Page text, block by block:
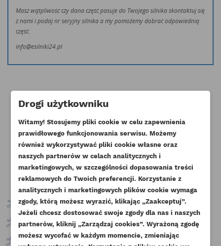
UTWÓRZ LISTĘ ŻYCZEŃ
ZALOGUJ SIĘ
Masz wątpliwość czy dana część pasuje do Twojego silnika skontaktuj się
z nami i podaj nr seryjny silnika a my pomożemy dobrać odpowiednią
część.
info@esilniki24.pl
Klienci którzy zakupili ten produkt
kupili również:
Drogi użytkowniku
Witamy! Stosujemy pliki cookie w celu zapewnienia
prawidłowego funkcjonowania serwisu. Możemy
również wykorzystywać pliki cookie własne oraz
naszych partnerów w celach analitycznych i
marketingowych, w szczególności dopasowania treści
reklamowych do Twoich preferencji. Korzystanie z
analitycznych i marketingowych plików cookie wymaga
zgody, którą możesz wyrazić, klikając „Zaakceptuj”.
Jeżeli chcesz dostosować swoje zgody dla nas i naszych
partnerów, kliknij „Zarządzaj cookies”. Wyrażoną zgodę
możesz wycofać w każdym momencie, zmieniając